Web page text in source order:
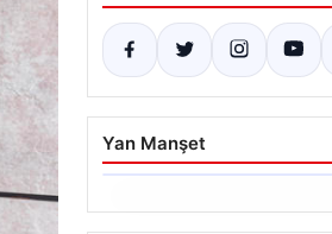
Yan Manşet
06.08.2026